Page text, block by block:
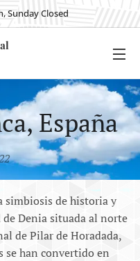
Sunday Closed
España
simbiosis de historia y
Denia situada al norte
de Pilar de Horadada,
se han convertido en